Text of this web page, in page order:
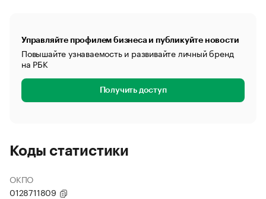
Управляйте профилем бизнеса и публикуйте новости
Повышайте узнаваемость и развивайте личный бренд
на РБК
Получить доступ
Коды статистики
ОКПО
0128711809